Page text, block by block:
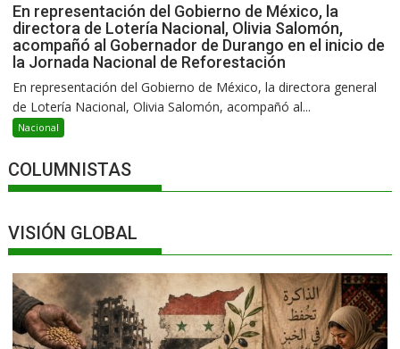
En representación del Gobierno de México, la
directora de Lotería Nacional, Olivia Salomón,
acompañó al Gobernador de Durango en el inicio de
la Jornada Nacional de Reforestación
En representación del Gobierno de México, la directora general
de Lotería Nacional, Olivia Salomón, acompañó al...
Nacional
COLUMNISTAS
VISIÓN GLOBAL